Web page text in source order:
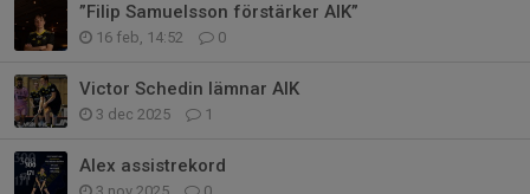
”Filip Samuelsson förstärker AIK”
16 feb, 14:52 0
Victor Schedin lämnar AIK
3 dec 2025 1
Alex assistrekord
3 nov 2025 0